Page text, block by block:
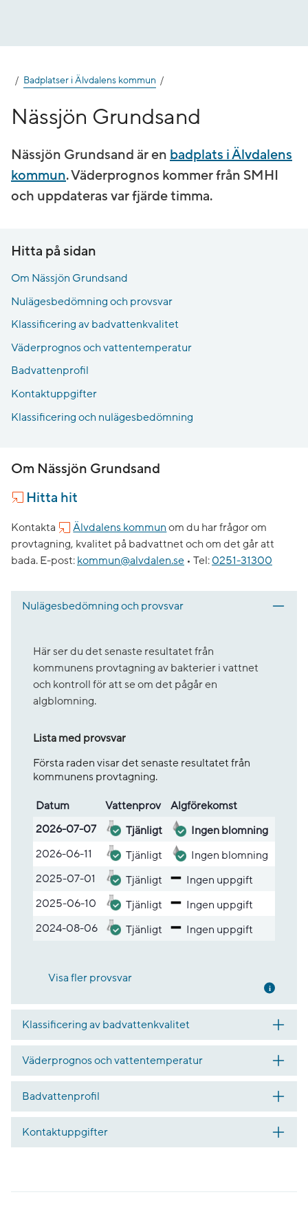
Badplatser i Älvdalens kommun
Nässjön Grundsand
Nässjön Grundsand är en badplats i Älvdalens
kommun. Väderprognos kommer från SMHI
och uppdateras var fjärde timma.
Hitta på sidan
Om Nässjön Grundsand
Nulägesbedömning och provsvar
Klassificering av badvattenkvalitet
Väderprognos och vattentemperatur
Badvattenprofil
Kontaktuppgifter
Klassificering och nulägesbedömning
Om Nässjön Grundsand
Hitta hit
Kontakta Älvdalens kommun om du har frågor om
provtagning, kvalitet på badvattnet och om det går att
bada. E-post: kommun@alvdalen.se • Tel: 0251-31300
Nulägesbedömning och provsvar
Här ser du det senaste resultatet från
kommunens provtagning av bakterier i vattnet
och kontroll för att se om det pågår en
algblomning.
Lista med provsvar
Första raden visar det senaste resultatet från
kommunens provtagning.
Lista med provsvar
Datum Vatten­prov
Alg­före­komst
2026-07-07
Tjänligt
Ingen blomning
2026-06-11
Tjänligt
Ingen blomning
2025-07-01
Tjänligt
Ingen uppgift
2025-06-10
Tjänligt
Ingen uppgift
2024-08-06
Tjänligt Ingen uppgift
Visa fler provsvar Mer
Klassificering av badvattenkvalitet
Väderprognos och vattentemperatur
Badvattenprofil
Kontaktuppgifter